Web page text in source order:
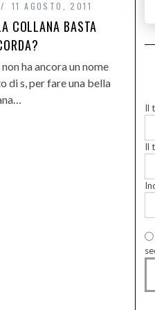
11 AGOSTO, 2011
COLLANA BASTA
ha ancora un nome
di s, per fare una bella
Il
Il